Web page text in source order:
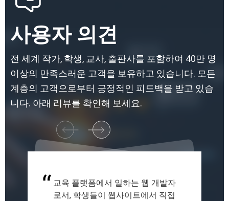
사용자 의견
전 세계 작가, 학생, 교사, 출판사를 포함하여 40만 명
이상의 만족스러운 고객을 보유하고 있습니다. 모든
계층의 고객으로부터 긍정적인 피드백을 받고 있습
니다. 아래 리뷰를 확인해 보세요.
고등학교 교사로서, 학문적 정직성
을 유지하면서 매주 수십 개의 과